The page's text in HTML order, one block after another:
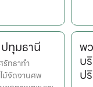
ทุมธานี
ทธาทำ
ม้จัดงานศพ
พ
บ
ป